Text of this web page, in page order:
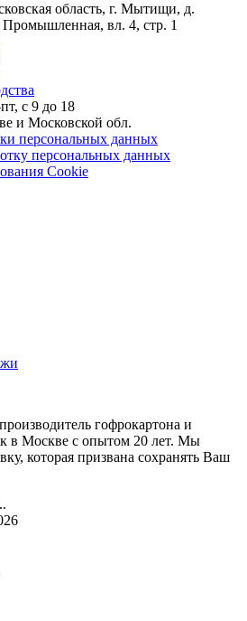
область, г. Мытищи, д.
Промышленная, вл. 4, стр. 1
с 9 до 18
и Московской обл.
персональных данных
персональных данных
Cookie
гофрокартона и
в Москве с опытом 20 лет. Мы
которая призвана сохранять Ваш